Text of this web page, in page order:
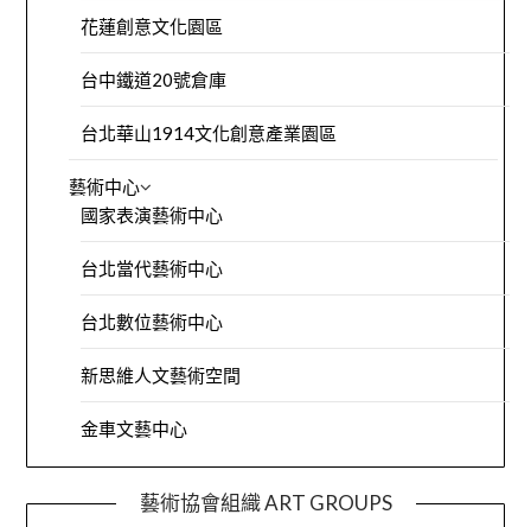
花蓮創意文化園區
台中鐵道20號倉庫
台北華山1914文化創意產業園區
藝術中心
國家表演藝術中心
台北當代藝術中心
台北數位藝術中心
新思維人文藝術空間
金車文藝中心
藝術協會組織 ART GROUPS